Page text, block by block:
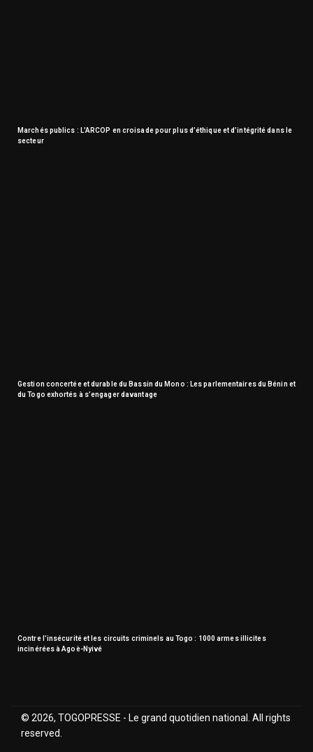
Marchés publics : L’ARCOP en croisade pour plus d’éthique et d’intégrité dans le
secteur
Gestion concertée et durable du Bassin du Mono : Les parlementaires du Bénin et
du Togo exhortés à s’engager davantage
Contre l’insécurité et les circuits criminels au Togo : 1000 armes illicites
incinérées à Agoè-Nyivé
© 2026, TOGOPRESSE - Le grand quotidien national. All rights
reserved.